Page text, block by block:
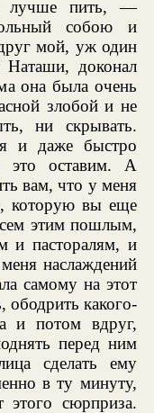
лучше пить, —
собою и
мой, уж один
доконал
она была очень
злобой и не
ни скрывать.
и даже быстро
это оставим. А
вам, что у меня
которую вы еще
этим пошлым,
и пасторалям, и
наслаждений
самому на этот
ободрить какого-
и потом вдруг,
перед ним
сделать ему
в ту минуту,
этого сюрприза.